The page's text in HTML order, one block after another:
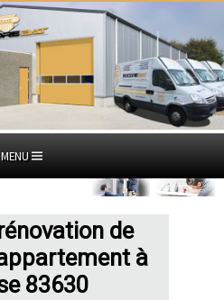
MENU
de
à
83630